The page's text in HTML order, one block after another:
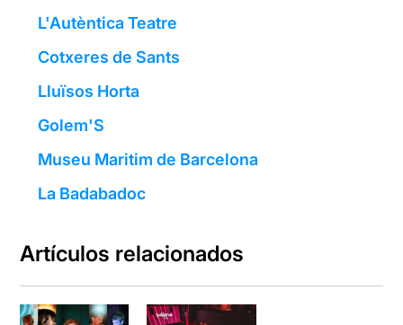
L'Autèntica Teatre
Cotxeres de Sants
Lluïsos Horta
Golem'S
Museu Maritim de Barcelona
La Badabadoc
Artículos relacionados